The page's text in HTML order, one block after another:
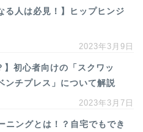
る人は必見！】ヒップヒンジ
2023年3月9日
】初心者向けの「スクワッ
ンチプレス」について解説
2023年3月7日
ニングとは！？自宅でもでき